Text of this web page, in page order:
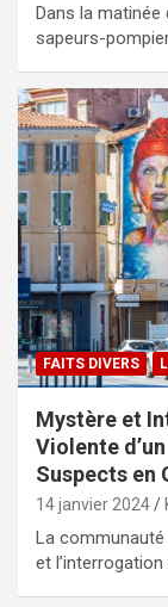
Dans la
sapeurs-
FAITS DIVERS
Mystère et
Violente
Suspects en
14 janvier 2024
La communauté
et